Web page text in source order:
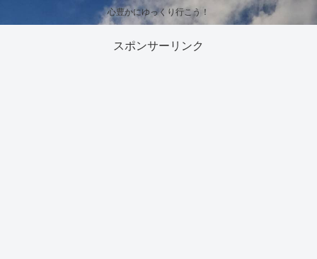
心豊かにゆっくり行こう！
スポンサーリンク